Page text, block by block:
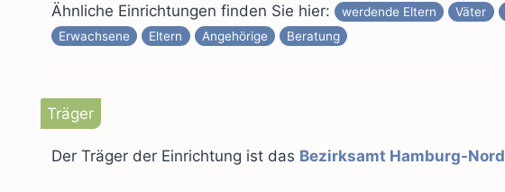
Ähnliche Einrichtungen finden Sie hier: werdende Eltern Väter
Erwachsene
Eltern Angehörige Beratung
Träger
Der Träger der Einrichtung ist das Bezirksamt Hamburg-Nord